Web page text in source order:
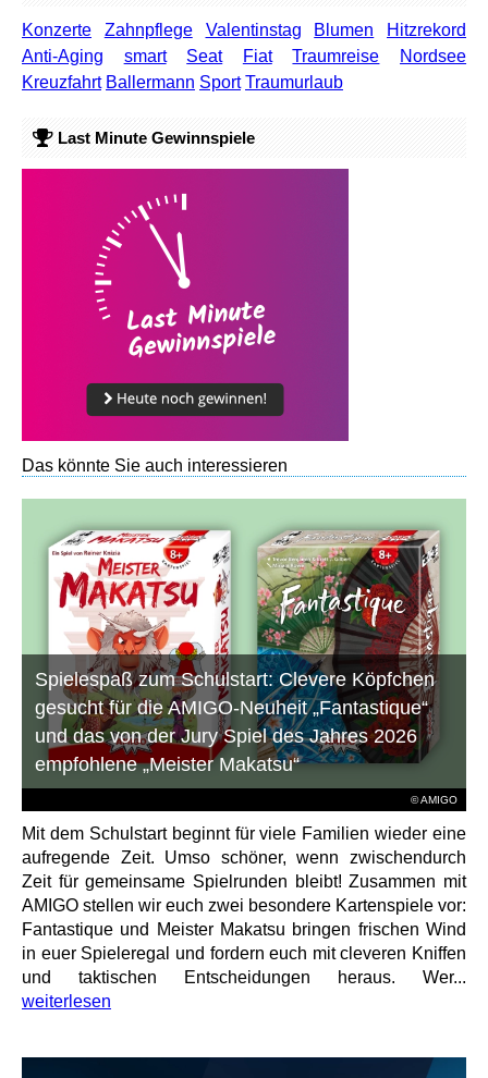
Konzerte Zahnpflege Valentinstag Blumen
Hitzrekord
Anti-Aging
smart Seat Fiat Traumreise
Nordsee
Kreuzfahrt Ballermann Sport Traumurlaub
Last Minute Gewinnspiele
Das könnte Sie auch interessieren
© AMIGO
Spielespaß zum Schulstart: Clevere Köpfchen
gesucht für die AMIGO-Neuheit „Fantastique“
und das von der Jury Spiel des Jahres 2026
empfohlene „Meister Makatsu“
Mit dem Schulstart beginnt für viele Familien wieder eine
aufregende Zeit. Umso schöner, wenn zwischendurch
Zeit für gemeinsame Spielrunden bleibt! Zusammen mit
AMIGO stellen wir euch zwei besondere Kartenspiele vor:
Fantastique und Meister Makatsu bringen frischen Wind
in euer Spieleregal und fordern euch mit cleveren Kniffen
und taktischen Entscheidungen heraus. Wer...
weiterlesen